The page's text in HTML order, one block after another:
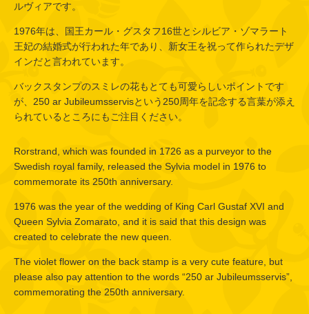
ルヴィアです。
1976年は、国王カール・グスタフ16世とシルビア・ゾマラート
王妃の結婚式が行われた年であり、新女王を祝って作られたデザ
インだと言われています。
バックスタンプのスミレの花もとても可愛らしいポイントです
が、250 ar Jubileumsservisという250周年を記念する言葉が添え
られているところにもご注目ください。
Rorstrand, which was founded in 1726 as a purveyor to the
Swedish royal family, released the Sylvia model in 1976 to
commemorate its 250th anniversary.
1976 was the year of the wedding of King Carl Gustaf XVI and
Queen Sylvia Zomarato, and it is said that this design was
created to celebrate the new queen.
The violet flower on the back stamp is a very cute feature, but
please also pay attention to the words “250 ar Jubileumsservis”,
commemorating the 250th anniversary.